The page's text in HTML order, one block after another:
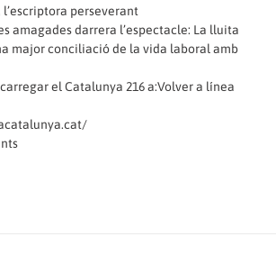
l’escriptora perseverant
amagades darrera l’espectacle: La lluita
major conciliació de la vida laboral amb
el Catalunya 216 a:Volver a línea